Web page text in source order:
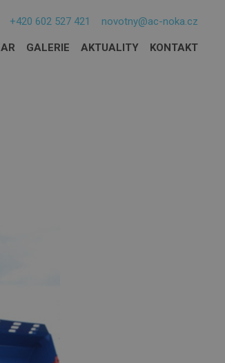
+420 602 527 421 novotny@ac-noka.cz
GALERIE AKTUALITY KONTAKT